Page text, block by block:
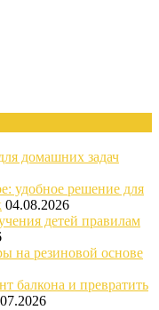
домашних задач
удобное решение для
04.08.2026
детей правилам
на резиновой основе
балкона и превратить